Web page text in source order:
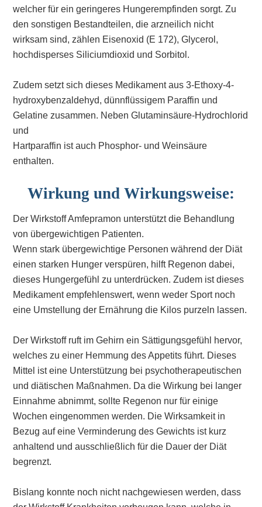
welcher für ein geringeres Hungerempfinden sorgt. Zu
den sonstigen Bestandteilen, die arzneilich nicht
wirksam sind, zählen Eisenoxid (E 172), Glycerol,
hochdisperses Siliciumdioxid und Sorbitol.
Zudem setzt sich dieses Medikament aus 3-Ethoxy-4-
hydroxybenzaldehyd, dünnflüssigem Paraffin und
Gelatine zusammen. Neben Glutaminsäure-Hydrochlorid
und
Hartparaffin ist auch Phosphor- und Weinsäure
enthalten.
Wirkung und Wirkungsweise:
Der Wirkstoff Amfepramon unterstützt die Behandlung
von übergewichtigen Patienten.
Wenn stark übergewichtige Personen während der Diät
einen starken Hunger verspüren, hilft Regenon dabei,
dieses Hungergefühl zu unterdrücken. Zudem ist dieses
Medikament empfehlenswert, wenn weder Sport noch
eine Umstellung der Ernährung die Kilos purzeln lassen.
Der Wirkstoff ruft im Gehirn ein Sättigungsgefühl hervor,
welches zu einer Hemmung des Appetits führt. Dieses
Mittel ist eine Unterstützung bei psychotherapeutischen
und diätischen Maßnahmen. Da die Wirkung bei langer
Einnahme abnimmt, sollte Regenon nur für einige
Wochen eingenommen werden. Die Wirksamkeit in
Bezug auf eine Verminderung des Gewichts ist kurz
anhaltend und ausschließlich für die Dauer der Diät
begrenzt.
Bislang konnte noch nicht nachgewiesen werden, dass